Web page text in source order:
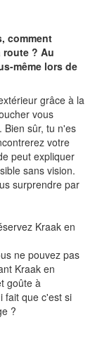
comment
? Au
même lors de
grâce à la
vous
Bien sûr, tu n'es
votre
peut expliquer
sans vision.
surprendre par
Kraak en
ne pouvez pas
Kraak en
goûte à
fait que c'est si
?